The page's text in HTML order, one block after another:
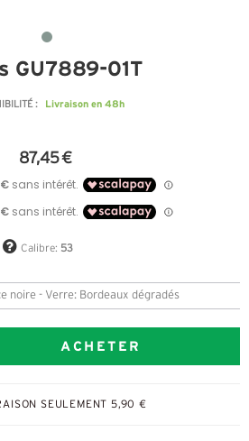
GU7889-01T
: Livraison en 48h
87,45 €
Calibre: 53
noire - Verre: Bordeaux dégradés
ACHETER
SEULEMENT 5,90 €